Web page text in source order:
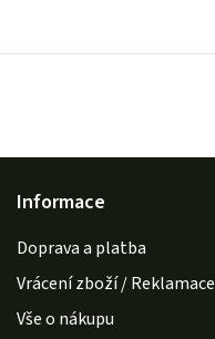
Informace
Doprava a platba
Vrácení zboží / Reklamace
Vše o nákupu